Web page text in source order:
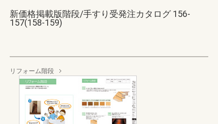
新価格掲載版階段/手すり受発注カタログ 156-
157(158-159)
リフォーム階段